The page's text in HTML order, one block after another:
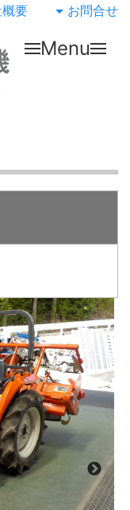
要 お問合せ
Menu